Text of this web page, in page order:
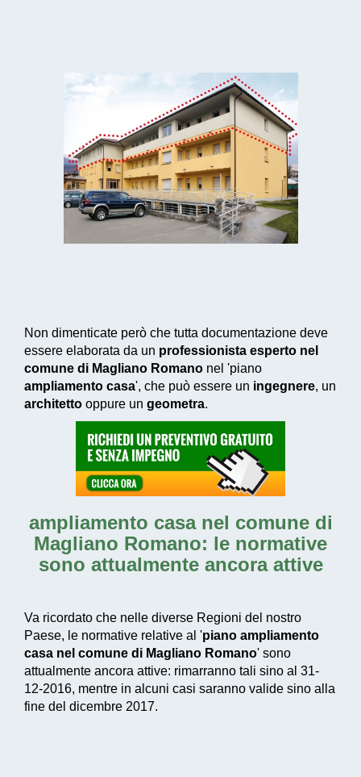
Non dimenticate però che tutta documentazione deve
essere elaborata da un professionista esperto nel
comune di Magliano Romano nel 'piano
ampliamento casa', che può essere un ingegnere, un
architetto oppure un geometra.
ampliamento casa nel comune di
Magliano Romano: le normative
sono attualmente ancora attive
Va ricordato che nelle diverse Regioni del nostro
Paese, le normative relative al 'piano ampliamento
casa nel comune di Magliano Romano' sono
attualmente ancora attive: rimarranno tali sino al 31-
12-2016, mentre in alcuni casi saranno valide sino alla
fine del dicembre 2017.